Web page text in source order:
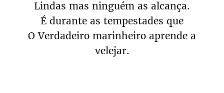
Lindas mas ninguém as alcança.
É durante as tempestades que
O Verdadeiro marinheiro aprende a
velejar.